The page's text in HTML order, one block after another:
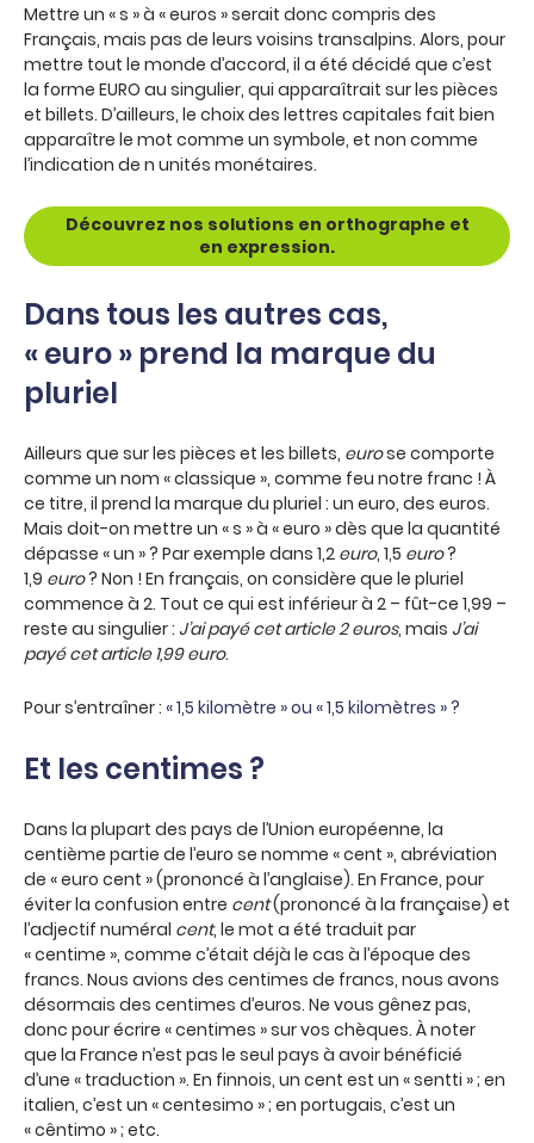
Mettre un « s » à « euros » serait donc compris des
Français, mais pas de leurs voisins transalpins. Alors, pour
mettre tout le monde d’accord, il a été décidé que c’est
la forme EURO au singulier, qui apparaîtrait sur les pièces
et billets. D’ailleurs, le choix des lettres capitales fait bien
apparaître le mot comme un symbole, et non comme
l’indication de n unités monétaires.
Découvrez nos solutions en orthographe et
en expression.
Dans tous les autres cas,
« euro » prend la marque du
pluriel
Ailleurs que sur les pièces et les billets, eurose comporte
comme un nom « classique », comme feu notre franc ! À
ce titre, il prend la marque du pluriel : un euro, des euros.
Mais doit-on mettre un « s » à « euro » dès que la quantité
dépasse « un » ? Par exemple dans 1,2 euro, 1,5 euro?
1,9 euro? Non ! En français, on considère que le pluriel
commence à 2. Tout ce qui est inférieur à 2 – fût-ce 1,99 –
reste au singulier : J’ai payé cet article 2 euros, mais J’ai
payé cet article 1,99 euro.
Pour s’entraîner : « 1,5 kilomètre » ou « 1,5 kilomètres » ?
Et les centimes ?
Dans la plupart des pays de l’Union européenne, la
centième partie de l’euro se nomme « cent », abréviation
de « euro cent » (prononcé à l’anglaise). En France, pour
éviter la confusion entre cent(prononcé à la française) et
l’adjectif numéral cent, le mot a été traduit par
« centime », comme c’était déjà le cas à l’époque des
francs. Nous avions des centimes de francs, nous avons
désormais des centimes d’euros. Ne vous gênez pas,
donc pour écrire « centimes » sur vos chèques. À noter
que la France n’est pas le seul pays à avoir bénéficié
d’une « traduction ». En finnois, un cent est un « sentti » ; en
italien, c’est un « centesimo » ; en portugais, c’est un
« cêntimo » ; etc.